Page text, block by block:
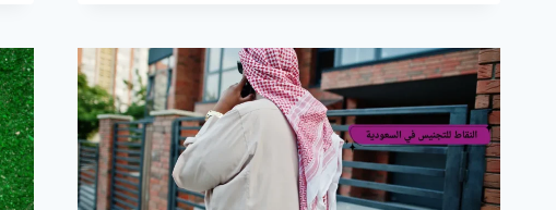
عملية
وشروط
استثنائية
للقبول
بسرعة